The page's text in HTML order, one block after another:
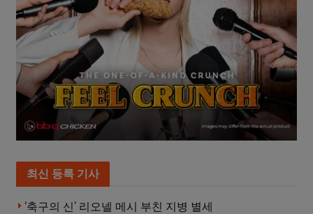
최신 등록 기사
‘축구의 신’ 리오넬 메시 부친 지병 별세